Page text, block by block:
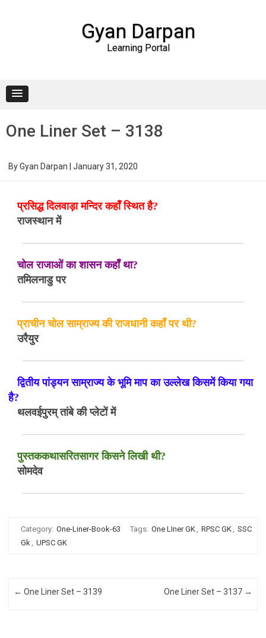
Gyan Darpan
Learning Portal
One Liner Set – 3138
ByGyan Darpan January 31, 2020
प्रसिद्ध दिलवाड़ा मन्दिर कहाँ स्थित है?
राजस्थान में
चोल राजाओं का शासन कहाँ था?
तमिलनाडु पर
प्राचीन चोल साम्राज्य की राजधानी कहाँ पर थी?
उरैयुर
द्वितीय पांड्यन साम्राज्य के भूमि माप का उल्लेख किसमें किया गया
है?
थलवईपुरम् तांबे की प्लेटों में
पुस्तककथासरितसागर किसने लिखी थी?
सोमदेव
Category: One-Liner-Book-63 Tags: One LIner GK, RPSC GK, SSC
Gk, UPSC GK
Post navigation
← One Liner Set – 3139 One Liner Set – 3137 →